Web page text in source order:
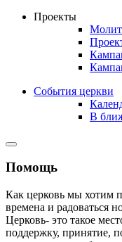
Проекты
События церкви
В
Помощь
Как церковь мы хотим
времена и радоваться
Церковь- это такое
поддержку, принятие,